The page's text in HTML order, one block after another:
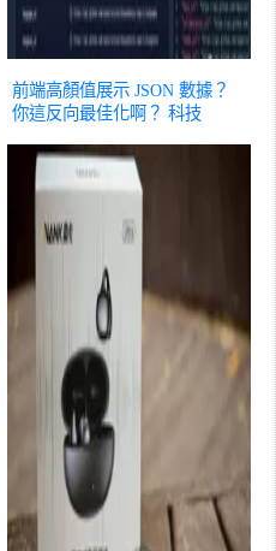
前端高顏值展示 JSON 數據？
你這反向最佳化啊？ 科技